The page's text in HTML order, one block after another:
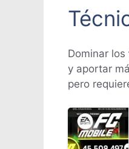
Dominar los
y aportar
pero